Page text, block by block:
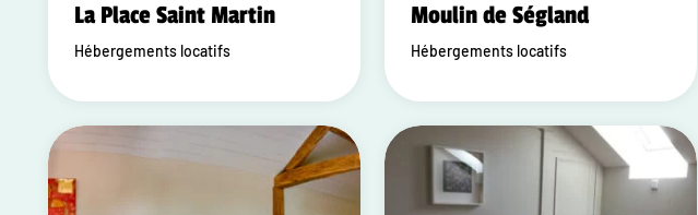
La Place Saint Martin
Hébergements locatifs
Moulin de Ségland
Hébergements locatifs